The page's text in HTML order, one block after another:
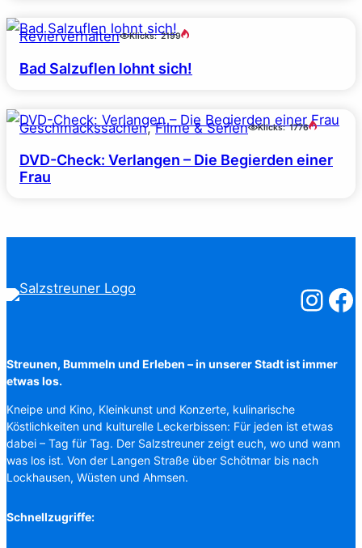
Revierverhalten Klicks: 2199
Bad Salzuflen lohnt sich!
Geschmackssachen, Filme & Serien Klicks: 1776
DVD-Check: Verlangen – Die Begierden einer
Frau
Streunen, Bummeln und Erleben – in unserer Stadt ist immer
etwas los.
Kneipe und Kino, Kleinkunst und Konzerte, kulinarische
Köstlichkeiten und kulturelle Leckerbissen: Für jeden ist etwas
dabei – Tag für Tag. Der Salzstreuner zeigt euch, wo und wann
was los ist. Von der Langen Straße über Schötmar bis nach
Lockhausen, Wüsten und Ahmsen.
Schnellzugriffe: